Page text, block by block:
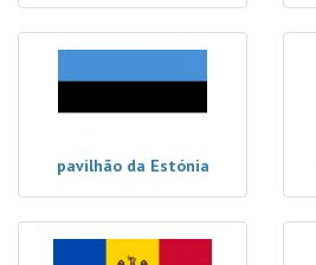
pavilhão da Estónia